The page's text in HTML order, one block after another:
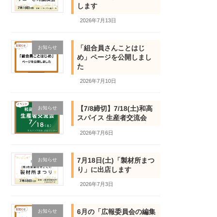
します
2026年7月13日
お知らせ
「組合員さんことはじ
め」ページを公開しまし
た
2026年7月10日
お知らせ
【7/8締切】7/18(土)和高
スパイス 生産者交流会
2026年7月6日
お知らせ
7月18日(土)「製材所まつ
り」に出店します
2026年7月3日
お知らせ 6月の「広報委員会の編集